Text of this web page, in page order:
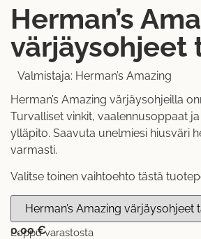
Herman’s
värjäysohjeet
Valmistaja: Herman’s Amazing
Herman’s Amazing värjäysohjeilla
Turvalliset vinkit, vaalennusoppaat
ylläpito. Saavuta unelmiesi hiusväri
varmasti.
Valitse toinen vaihtoehto tästä
0,00€
Loppu varastosta